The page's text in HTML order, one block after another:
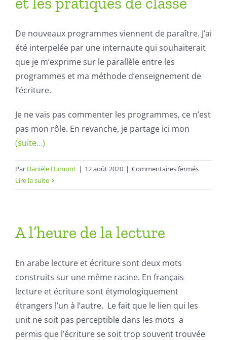
De nouveaux programmes viennent de paraître. J’ai
été interpelée par une internaute qui souhaiterait
que je m’exprime sur le parallèle entre les
programmes et ma méthode d’enseignement de
l’écriture.
Je ne vais pas commenter les programmes, ce n’est
pas mon rôle. En revanche, je partage ici mon
(suite…)
Par Danièle Dumont | 12 août 2020 | Commentaires ferméssur
relation
Lire la suite
A l’heure de la lecture
En arabe lecture et écriture sont deux mots
construits sur une même racine. En français
lecture et écriture sont étymologiquement
étrangers l’un à l’autre. Le fait que le lien qui les
unit ne soit pas perceptible dans les mots a
permis que l’écriture se soit trop souvent trouvée